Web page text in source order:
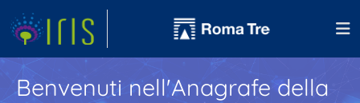
Benvenuti nell'Anagrafe della